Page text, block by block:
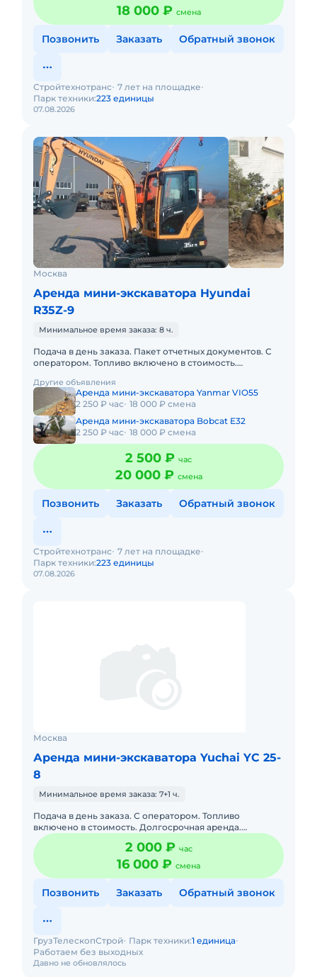
18 000 ₽ смена
Позвонить Заказать Обратный звонок
07.08.2026
Стройтехнотранс 7 лет на площадке
Парк техники:223 единицы
Москва
Аренда мини-экскаватора Hyundai
R35Z-9
Минимальное время заказа: 8 ч.
Подача в день заказа. Пакет отчетных документов. С
оператором. Топливо включено в стоимость.
компания предлагает
Другие объявления
Аренда мини-экскаватора Yanmar VIO55
2 250 ₽ час 18 000 ₽ смена
Аренда мини-экскаватора Bobcat E32
2 250 ₽ час 18 000 ₽ смена
2 500 ₽ час
20 000 ₽ смена
Позвонить Заказать Обратный звонок
07.08.2026
Стройтехнотранс 7 лет на площадке
Парк техники:223 единицы
Москва
Аренда мини-экскаватора Yuchai YC 25-
8
Минимальное время заказа: 7+1 ч.
Подача в день заказа. С оператором. Топливо
включено в стоимость. Долгосрочная аренда.
Доставка силами заказчика. Сейчас свободна.
Краткосрочная аренда. Техни
2 000 ₽ час
16 000 ₽ смена
Позвонить Заказать Обратный звонок
Давно не обновлялось
ГрузТелескопСтрой Парк техники:1 единица
Работаем без выходных